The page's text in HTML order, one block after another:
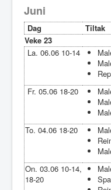
Juni
Dag Tiltak
Veke 23
La. 06.06 10-14
Fr. 05.06 18-20
To. 04.06 18-20
On. 03.06 10-14,
18-20